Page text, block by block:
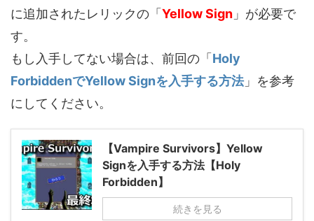
に追加されたレリックの「 Yellow Sign 」が必要で
す。
もし入手してない場合は、前回の「 Holy
ForbiddenでYellow Signを入手する方法」を参考
にしてください。
【Vampire Survivors】Yellow
Signを入手する方法【Holy
Forbidden】
続きを見る